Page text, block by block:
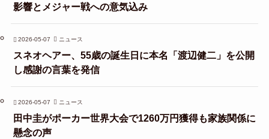
影響とメジャー戦への意気込み
2026-05-07 ニュース
スネオヘアー、55歳の誕生日に本名「渡辺健二」を公開
し感謝の言葉を発信
2026-05-07 ニュース
田中圭がポーカー世界大会で1260万円獲得も家族関係に
懸念の声